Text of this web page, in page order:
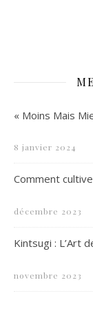
« Moins Mais
8 janvier 2024
Comment
décembre 2023
Kintsugi : L’Art
novembre 2023